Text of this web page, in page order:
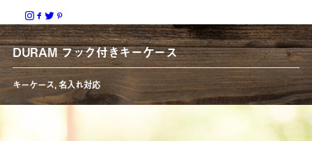
DURAM フック付きキーケース
キーケース,名入れ対応